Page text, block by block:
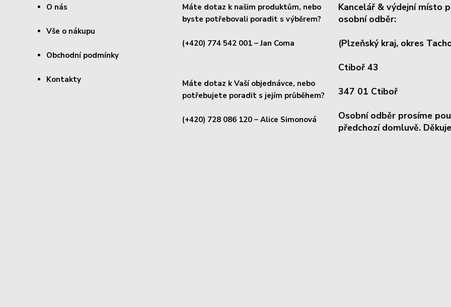
O nás
Vše o nákupu
Obchodní podmínky
Kontakty
Máte dotaz k našim produktům, nebo
byste potřebovali poradit s výběrem?
(+420) 774 542 001 – Jan Coma
Máte dotaz k Vaší objednávce, nebo
potřebujete poradit s jejím průběhem?
(+420) 728 086 120 – Alice Simonová
Kancelář & výdejní místo
osobní odběr:
(Plzeňský kraj, okres
Ctiboř 43
347 01 Ctiboř
Osobní odběr prosíme
předchozí domluvě.